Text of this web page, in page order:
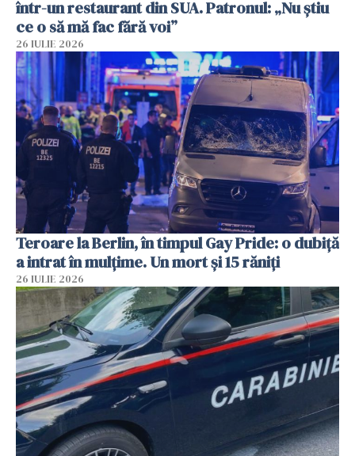
într-un restaurant din SUA. Patronul: „Nu știu
ce o să mă fac fără voi”
26 IULIE 2026
Teroare la Berlin, în timpul Gay Pride: o dubiță
a intrat în mulțime. Un mort și 15 răniți
26 IULIE 2026